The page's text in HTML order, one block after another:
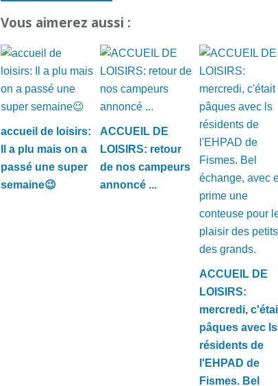
Vous aimerez aussi :
accueil de loisirs:
Il a plu mais on a
passé une super
semaine😉
ACCUEIL DE
LOISIRS: retour
de nos campeurs
annoncé ...
ACCUEIL DE
LOISIRS:
mercredi,
pâques avec ls
résidents de
l'EHPAD de
Fismes. Bel